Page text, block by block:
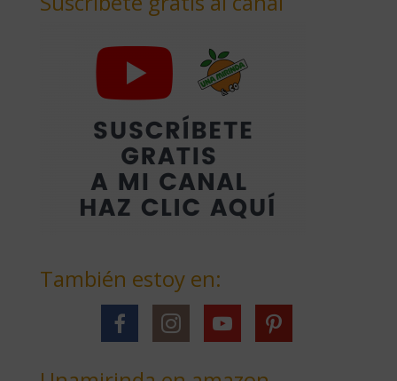
También estoy en: